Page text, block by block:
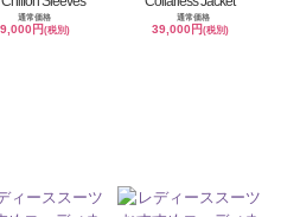
通常価格
円(税別)
通常価格
39,000円 (税別)